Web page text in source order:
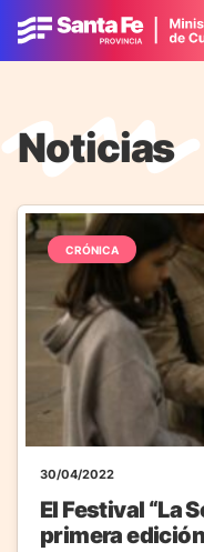
Noticias
CRÓNICA
30/04/2022
El Festival “La
primera edición